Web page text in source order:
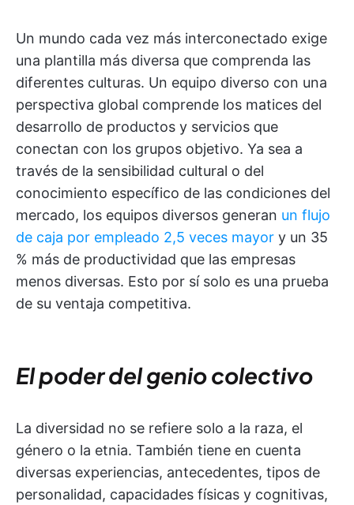
Un mundo cada vez más interconectado exige
una plantilla más diversa que comprenda las
diferentes culturas. Un equipo diverso con una
perspectiva global comprende los matices del
desarrollo de productos y servicios que
conectan con los grupos objetivo. Ya sea a
través de la sensibilidad cultural o del
conocimiento específico de las condiciones del
mercado, los equipos diversos generan un flujo
de caja por empleado 2,5 veces mayor y un 35
% más de productividad que las empresas
menos diversas. Esto por sí solo es una prueba
de su ventaja competitiva.
El poder del genio colectivo
La diversidad no se refiere solo a la raza, el
género o la etnia. También tiene en cuenta
diversas experiencias, antecedentes, tipos de
personalidad, capacidades físicas y cognitivas,